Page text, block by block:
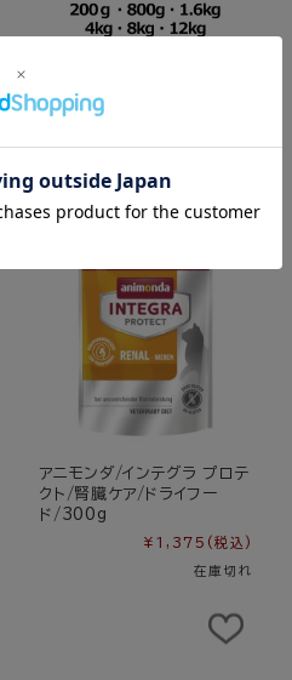
キャット
アニモンダ/インテグラ プロテ
クト/腎臓ケア/ドライフー
ド/300g
¥1,375 (税込)
在庫切れ